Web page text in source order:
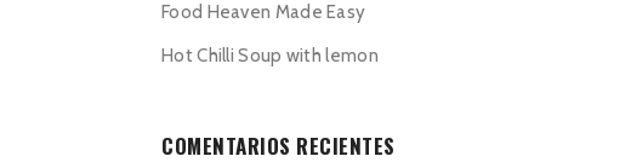
Food Heaven Made Easy
Hot Chilli Soup with lemon
COMENTARIOS RECIENTES